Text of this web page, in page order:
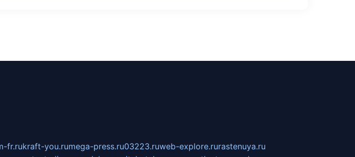
fr.rukraft-you.rumega-press.ru03223.ruweb-explore.rurastenuya.ru